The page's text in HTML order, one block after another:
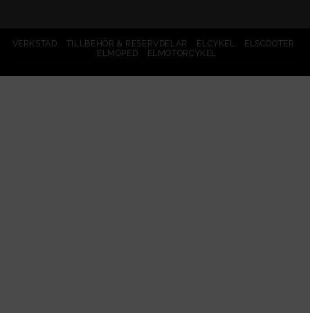
VERKSTAD TILLBEHÖR & RESERVDELAR ELCYKEL
ELSCOOTER
ELMOPED
ELMOTORCYKEL